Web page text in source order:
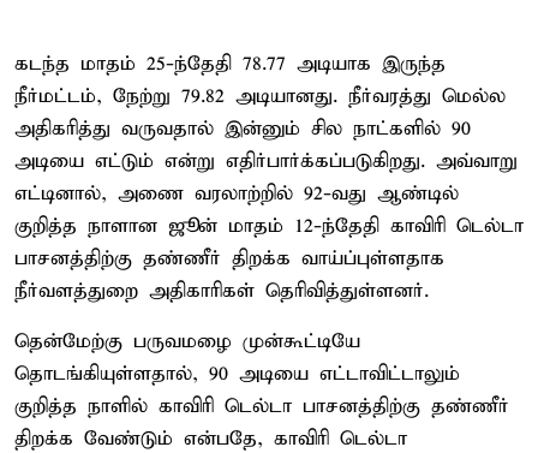
கடந்த மாதம் 25-ந்தேதி 78.77 அடியாக இருந்த
நீர்மட்டம், நேற்று 79.82 அடியானது. நீர்வரத்து மெல்ல
அதிகரித்து வருவதால் இன்னும் சில நாட்களில் 90
அடியை எட்டும் என்று எதிர்பார்க்கப்படுகிறது. அவ்வாறு
எட்டினால், அணை வரலாற்றில் 92-வது ஆண்டில்
குறித்த நாளான ஜூன் மாதம் 12-ந்தேதி காவிரி டெல்டா
பாசனத்திற்கு தண்ணீர் திறக்க வாய்ப்புள்ளதாக
நீர்வளத்துறை அதிகாரிகள் தெரிவித்துள்ளனர்.
தென்மேற்கு பருவமழை முன்கூட்டியே
தொடங்கியுள்ளதால், 90 அடியை எட்டாவிட்டாலும்
குறித்த நாளில் காவிரி டெல்டா பாசனத்திற்கு தண்ணீர்
திறக்க வேண்டும் என்பதே, காவிரி டெல்டா